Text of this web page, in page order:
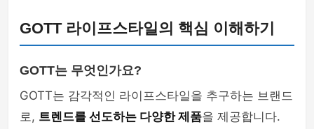
GOTT 라이프스타일의 핵심 이해하기
GOTT는 무엇인가요?
GOTT는 감각적인 라이프스타일을 추구하는 브랜드
로, 트렌드를 선도하는 다양한 제품을 제공합니다.